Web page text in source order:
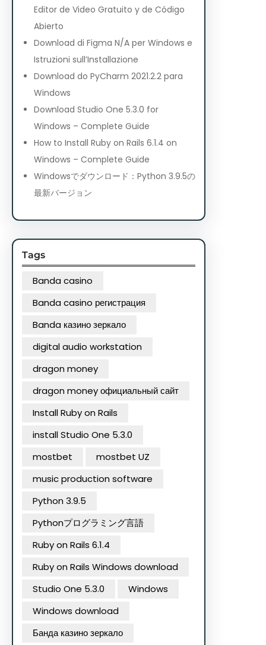
Editor de Video Gratuito y de Código
Abierto
Download di Figma N/A per Windows e
Istruzioni sull’Installazione
Download do PyCharm 2021.2.2 para
Windows
Download Studio One 5.3.0 for
Windows – Complete Guide
How to Install Ruby on Rails 6.1.4 on
Windows – Complete Guide
Windowsでダウンロード：Python 3.9.5の
最新バージョン
Tags
Banda casino
Banda casino регистрация
Banda казино зеркало
digital audio workstation
dragon money
dragon money официальный сайт
Install Ruby on Rails
install Studio One 5.3.0
mostbet
mostbet UZ
music production software
Python 3.9.5
Pythonプログラミング言語
Ruby on Rails 6.1.4
Ruby on Rails Windows download
Studio One 5.3.0
Windows
Windows download
Банда казино зеркало